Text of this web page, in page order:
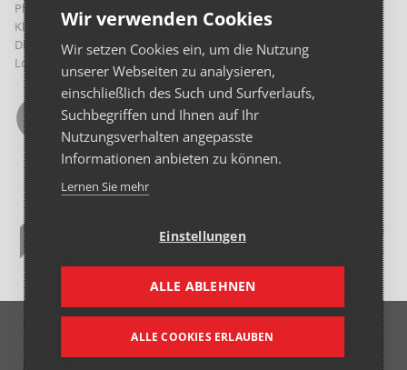
Physikalische Therapie Landstraße
Klinische Psychologie und Psychotherapie
Diaetologie
Logopädie
Beitrags-Archiv
Wir verwenden Cookies
Wir setzen Cookies ein, um die Nutzung
unserer Webseiten zu analysieren,
einschließlich des Such und Surfverlaufs,
Suchbegriffen und Ihnen auf Ihr
Nutzungsverhalten angepasste
Informationen anbieten zu können.
Lernen Sie mehr
Einstellungen
ALLE ABLEHNEN
ALLE COOKIES ERLAUBEN